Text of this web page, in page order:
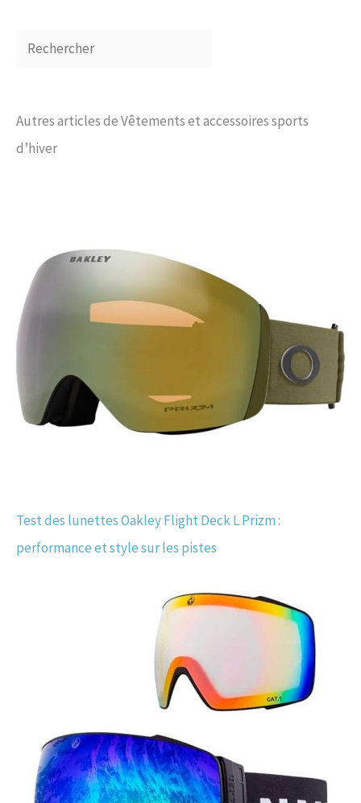
Autres articles de Vêtements et accessoires sports
d’hiver
Test des lunettes Oakley Flight Deck L Prizm :
performance et style sur les pistes